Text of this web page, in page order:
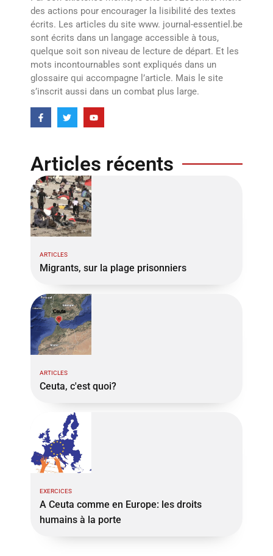
des actions pour encourager la lisibilité des textes
écrits. Les articles du site www. journal-essentiel.be
sont écrits dans un langage accessible à tous,
quelque soit son niveau de lecture de départ. Et les
mots incontournables sont expliqués dans un
glossaire qui accompagne l’article. Mais le site
s’inscrit aussi dans un combat plus large.
Articles récents
ARTICLES
Migrants, sur la plage prisonniers
ARTICLES
Ceuta, c'est quoi?
EXERCICES
A Ceuta comme en Europe: les droits
humains à la porte